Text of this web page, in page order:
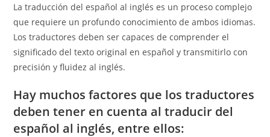
La traducción del español al inglés es un proceso complejo
que requiere un profundo conocimiento de ambos idiomas.
Los traductores deben ser capaces de comprender el
significado del texto original en español y transmitirlo con
precisión y fluidez al inglés.
Hay muchos factores que los traductores
deben tener en cuenta al traducir del
español al inglés, entre ellos: